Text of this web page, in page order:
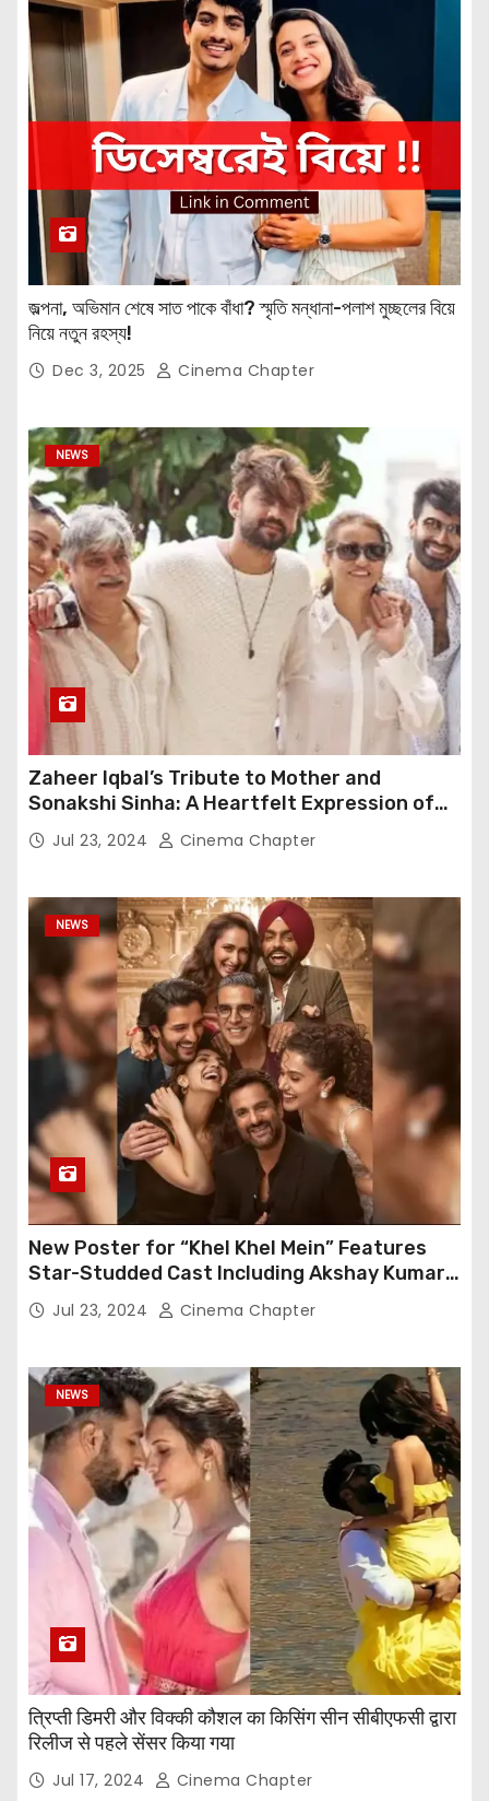
জল্পনা, অভিমান শেষে সাত পাকে বাঁধা? স্মৃতি মন্ধানা-পলাশ মুচ্ছলের বিয়ে
নিয়ে নতুন রহস্য!
Dec 3, 2025 Cinema Chapter
NEWS
Zaheer Iqbal’s Tribute to Mother and
Sonakshi Sinha: A Heartfelt Expression of
Gratitude
Jul 23, 2024 Cinema Chapter
NEWS
New Poster for “Khel Khel Mein” Features
Star-Studded Cast Including Akshay Kumar,
Taapsee Pannu, Fardeen Khan, and More
Jul 23, 2024 Cinema Chapter
NEWS
त्रिप्ती डिमरी और विक्की कौशल का किसिंग सीन सीबीएफसी द्वारा
रिलीज से पहले सेंसर किया गया
Jul 17, 2024 Cinema Chapter